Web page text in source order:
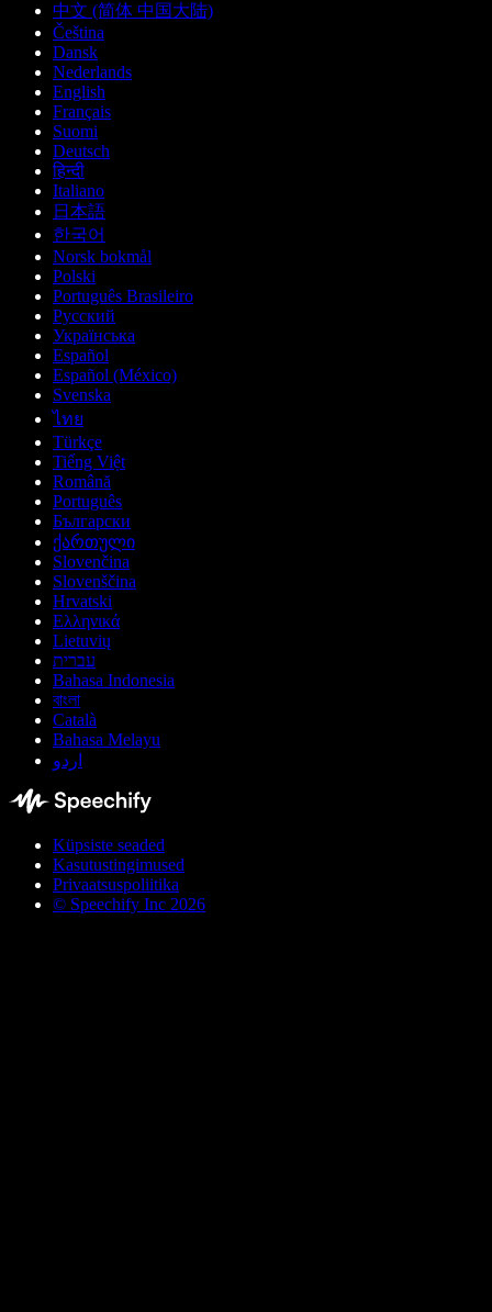
中文 (简体 中国大陆)
Čeština
Dansk
Nederlands
English
Français
Suomi
Deutsch
हिन्दी
Italiano
日本語
한국어
Norsk bokmål
Polski
Português Brasileiro
Русский
Українська
Español
Español (México)
Svenska
ไทย
Türkçe
Tiếng Việt
Română
Português
Български
ქართული
Slovenčina
Slovenščina
Hrvatski
Ελληνικά
Lietuvių
עברית
Bahasa Indonesia
বাংলা
Català
Bahasa Melayu
اردو
Küpsiste seaded
Kasutustingimused
Privaatsuspoliitika
© Speechify Inc 2026